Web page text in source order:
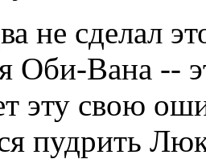
не сделал
Оби-Вана --
эту свою
пудрить